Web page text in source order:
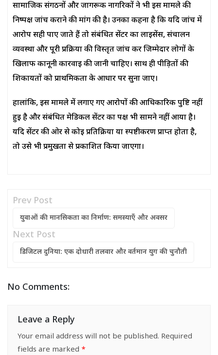
सामाजिक संगठनों और जागरूक नागरिकों ने भी इस मामले की
निष्पक्ष जांच कराने की मांग की है। उनका कहना है कि यदि जांच में
आरोप सही पाए जाते हैं तो संबंधित सेंटर का लाइसेंस, संचालन
व्यवस्था और पूरी प्रक्रिया की विस्तृत जांच कर जिम्मेदार लोगों के
खिलाफ कानूनी कार्रवाई की जानी चाहिए। साथ ही पीड़ितों की
शिकायतों को प्राथमिकता के आधार पर सुना जाए।
हालांकि, इस मामले में लगाए गए आरोपों की आधिकारिक पुष्टि नहीं
हुई है और संबंधित मेडिकल सेंटर का पक्ष भी सामने नहीं आया है।
यदि सेंटर की ओर से कोई प्रतिक्रिया या स्पष्टीकरण प्राप्त होता है,
तो उसे भी प्रमुखता से प्रकाशित किया जाएगा।
Prev Post
युवाओं की मानसिकता का निर्माण: समस्याएँ और अवसर
Next Post
डिजिटल दुनिया: एक दोधारी तलवार और वर्तमान युग की चुनौती
No Comments:
Leave a Reply
Your email address will not be published. Required
fields are marked *